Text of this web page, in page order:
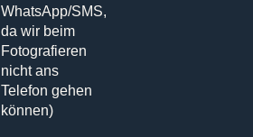
WhatsApp/SMS,
da wir beim
Fotografieren
nicht ans
Telefon gehen
können)